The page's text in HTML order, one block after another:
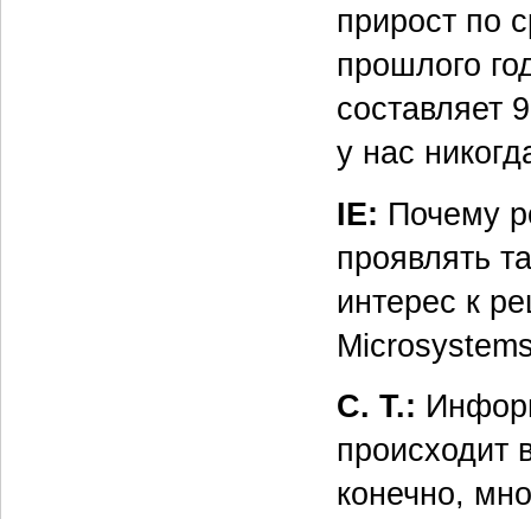
прирост по
прошлого
составляет
у нас
IE: Почему
проявлять
интерес к
С. Т.:
происходит
конечно,